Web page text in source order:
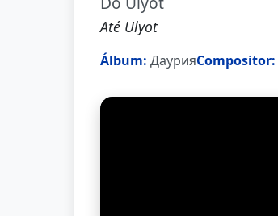
Até Ulyot
Álbum: ДаурияCompositor: